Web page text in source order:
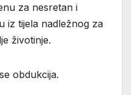
za nesretan i
iz tijela nadležnog za
životinje.
obdukcija.